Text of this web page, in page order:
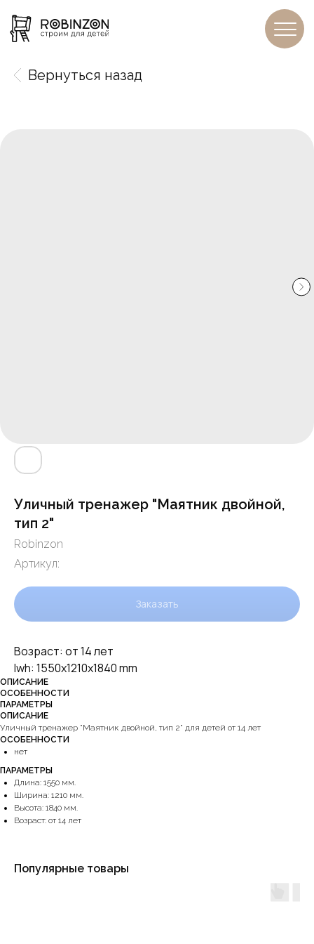
Вернуться назад
Уличный тренажер "Маятник двойной,
тип 2"
Robinzon
Артикул:
Заказать
Возраст: от 14 лет
lwh: 1550x1210x1840 mm
ОПИСАНИЕ
ОСОБЕННОСТИ
ПАРАМЕТРЫ
ОПИСАНИЕ
Уличный тренажер "Маятник двойной, тип 2" для детей от 14 лет
ОСОБЕННОСТИ
нет
ПАРАМЕТРЫ
Длина: 1550 мм.
Ширина: 1210 мм.
Высота: 1840 мм.
Возраст: от 14 лет
Популярные товары